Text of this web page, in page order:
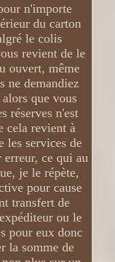
n'importe
du carton
le colis
revient de le
ouvert, même
ne demandiez
alors que vous
réserves n'est
cela revient à
les services de
ce qui au
je le répète,
pour cause
transfert de
ou le
pour eux donc
la somme de